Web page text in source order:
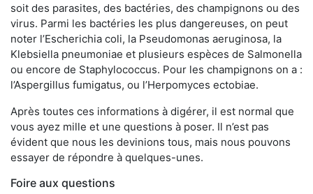
soit des parasites, des bactéries, des champignons ou des
virus. Parmi les bactéries les plus dangereuses, on peut
noter l’Escherichia coli, la Pseudomonas aeruginosa, la
Klebsiella pneumoniae et plusieurs espèces de Salmonella
ou encore de Staphylococcus. Pour les champignons on a :
l’Aspergillus fumigatus, ou l’Herpomyces ectobiae.
Après toutes ces informations à digérer, il est normal que
vous ayez mille et une questions à poser. Il n’est pas
évident que nous les devinions tous, mais nous pouvons
essayer de répondre à quelques-unes.
Foire aux questions